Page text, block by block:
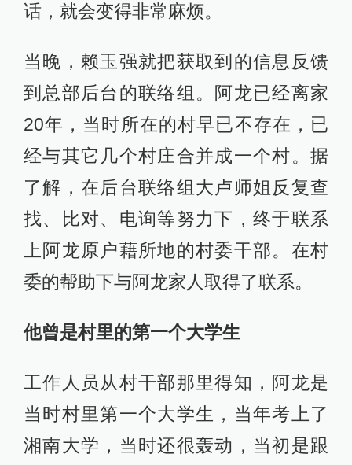
话，就会变得非常麻烦。
当晚，赖玉强就把获取到的信息反馈
到总部后台的联络组。阿龙已经离家
20年，当时所在的村早已不存在，已
经与其它几个村庄合并成一个村。据
了解，在后台联络组大卢师姐反复查
找、比对、电询等努力下，终于联系
上阿龙原户藉所地的村委干部。在村
委的帮助下与阿龙家人取得了联系。
他曾是村里的第一个大学生
工作人员从村干部那里得知，阿龙是
当时村里第一个大学生，当年考上了
湘南大学，当时还很轰动，当初是跟